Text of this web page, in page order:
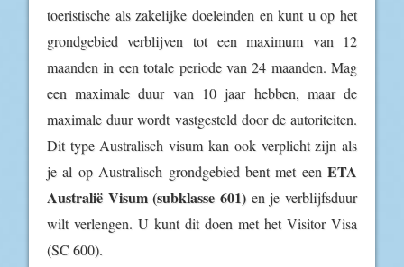
toeristische als zakelijke doeleinden en kunt u op het
grondgebied verblijven tot een maximum van 12
maanden in een totale periode van 24 maanden. Mag
een maximale duur van 10 jaar hebben, maar de
maximale duur wordt vastgesteld door de autoriteiten.
Dit type Australisch visum kan ook verplicht zijn als
je al op Australisch grondgebied bent met eenETA
Australië Visum (subklasse 601) en je verblijfsduur
wilt verlengen. U kunt dit doen met het Visitor Visa
(SC 600).